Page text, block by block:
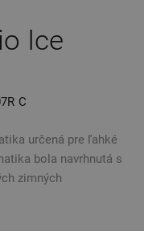
Ice
C
určená pre ľahké
bola navrhnutá s
zimných